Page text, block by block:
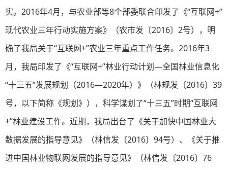
实。2016年4月，与农业部等8个部委联合印发了《“互联网+”
现代农业三年行动实施方案》（农市发〔2016〕2号），明
确了我局关于“互联网+”农业三年重点工作任务。2016年3
月，我局印发了《“互联网+”林业行动计划—全国林业信息化
“十三五”发展规划（2016—2020年）》（林规发〔2016〕39
号，以下简称《规划》），科学谋划了“十三五”时期“互联网
+”林业建设工作。近期，我局出台了《关于加快中国林业大
数据发展的指导意见》（林信发〔2016〕94号）、《关于推
进中国林业物联网发展的指导意见》（林信发〔2016〕76